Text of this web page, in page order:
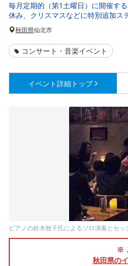
毎月定期的（第1土曜日）に開催す
休み、クリスマスなどに特別追加ス
秋田県仙北市
コンサート・音楽イベント
イベント詳細 トップ
ピアノの鈴木牧子氏によるソロ演奏とセッ
※
秋田県の